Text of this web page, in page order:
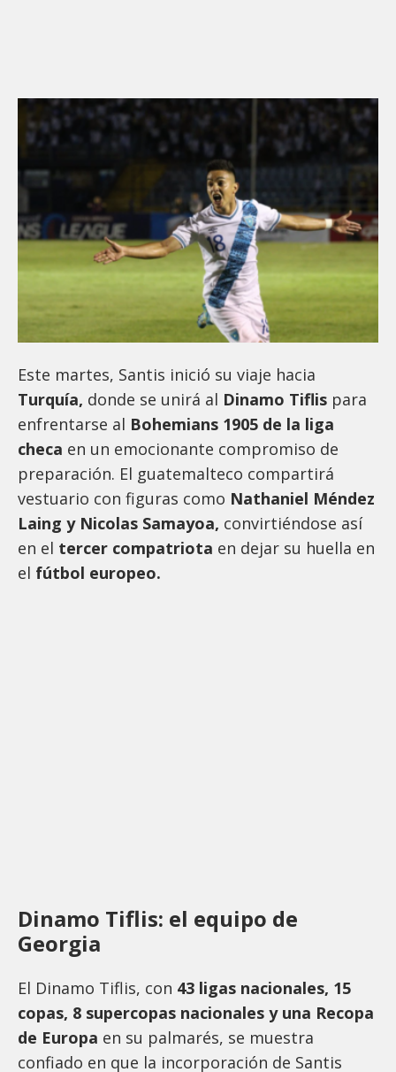
Este martes, Santis inició su viaje hacia
Turquía, donde se unirá al Dinamo Tiflis para
enfrentarse al Bohemians 1905 de la liga
checa en un emocionante compromiso de
preparación. El guatemalteco compartirá
vestuario con figuras como Nathaniel Méndez
Laing y Nicolas Samayoa, convirtiéndose así
en el tercer compatriota en dejar su huella en
el fútbol europeo.
Dinamo Tiflis: el equipo de
Georgia
El Dinamo Tiflis, con 43 ligas nacionales, 15
copas, 8 supercopas nacionales y una Recopa
de Europa en su palmarés, se muestra
confiado en que la incorporación de Santis